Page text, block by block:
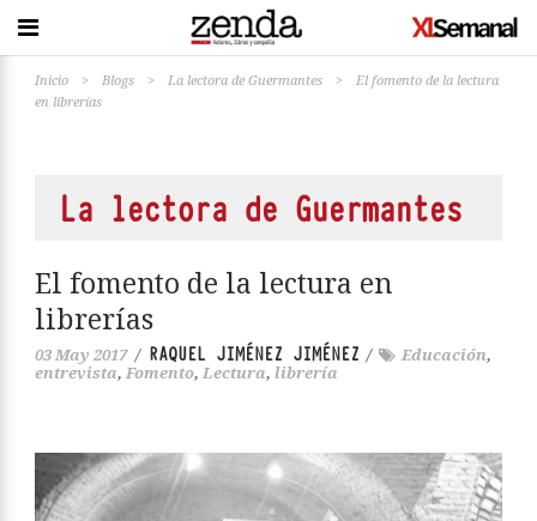
Inicio > Blogs > La lectora de Guermantes >
El fomento de la lectura
en librerías
La lectora de Guermantes
El fomento de la lectura en
librerías
03 May 2017 / RAQUEL JIMÉNEZ JIMÉNEZ / Educación,
entrevista, Fomento, Lectura, librería